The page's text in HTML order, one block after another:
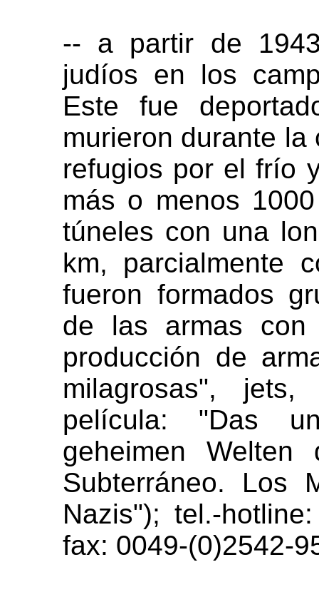
-- a partir de
judíos en los
Este fue
murieron durante
refugios por el frío
más o menos
túneles con una
km, parcialmente
fueron formados
de las armas con
producción de
milagrosas",
película: "Das
geheimen
Subterráneo. Los
Nazis"); tel.-
fax: 0049-(0)2542-